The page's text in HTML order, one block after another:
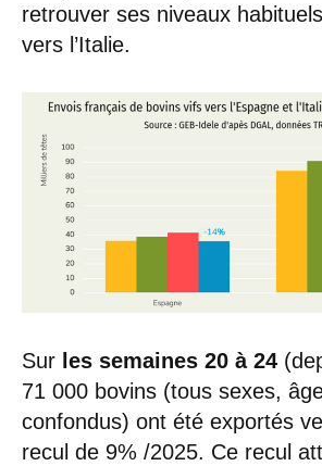
retrouver ses niveaux
vers l’Italie.
Sur les semaines 20 à 24
71 000 bovins (tous sexes,
confondus) ont été exportés
recul de 9% /2025. Ce recul